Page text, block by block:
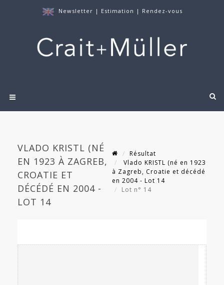
Newsletter | Estimation | Rendez-vous
VLADO KRISTL (NÉ
EN 1923 À ZAGREB,
CROATIE ET
DÉCÉDÉ EN 2004 -
LOT 14
Résultat
Vlado KRISTL (né en 1923
à Zagreb, Croatie et décédé
en 2004 - Lot 14
Lot n° 14